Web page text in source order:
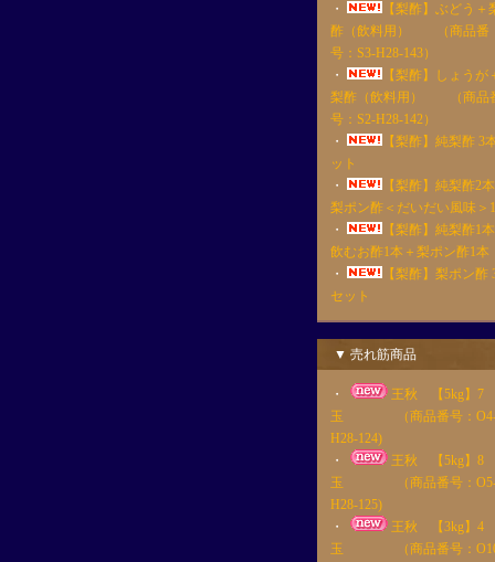
・
【梨酢】ぶどう＋
酢（飲料用） （商品番
号：S3-H28-143）
・
【梨酢】しょうが
梨酢（飲料用） （商品
号：S2-H28-142）
・
【梨酢】純梨酢 3
ット
・
【梨酢】純梨酢2
梨ポン酢＜だいだい風味＞
・
【梨酢】純梨酢1
飲むお酢1本＋梨ポン酢1本
・
【梨酢】梨ポン酢
セット
▼ 売れ筋商品
・
王秋 【5kg】7
玉 （商品番号：
H28-124)
・
王秋 【5kg】8
玉 （商品番号：
H28-125)
・
王秋 【3kg】4
玉 （商品番号：